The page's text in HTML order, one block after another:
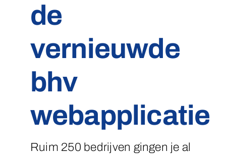
de
vernieuwde
bhv
webapplicatie
Ruim 250 bedrijven gingen je al